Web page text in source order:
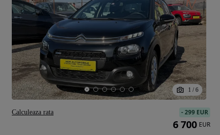
1 / 6
-299 EUR
6 700 EUR
Calculeaza rata